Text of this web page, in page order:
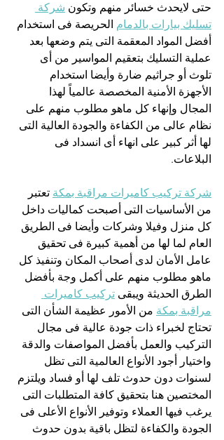
حتى لايحدث خسائر منهم وتكون شركة
تسليك بيارات بالدمام الحريصة فى استخدام
أفضل المواد المعقمة التى يتم وضعها بعد
عملية التسليك بتعقيم المواسير من أى
تلوث أو جراثيم ضارة وأيضا استخدام
الأجهزة الأمنية المخصصة عالمياً لهذا
المجال وإنهاء كل ماهو مطلوب منهم على
نظام عالى من الكفاءة والجودة العالية التى
لها أثر كبير على انهاء أى انسداد فى
البلاعات.
شركة تركيب كاميرات مراقبة بمكة تعتبر
من الأساسيات التى أصبحت كماليات داخل
كل منزل وفيلا وشركات وأيضا فى الطريق
العام لما لها من أهمية كبيرة فى تحقيق
عامل الأمان لدى أصحاب المكان وتنفيذ كل
ماهو مطلوب منهم على أكمل وجة بأفضل
الطرق الحديثة ويبقى تركيب كاميرات
مراقبة بمكة من الأمور عظيمة الشأن التى
تحتاج لخبراء ذات جودة عالية فى مجال
التركيب والعمل بأفضل المواصفات والدقة
واختيار أجود الأنواع العالمية التى تظل
لسنوات دون حدوث تلف لها أو فساد ويلتزم
المختصين هنا بتحقيق كافة المتطلبات التى
يرغب فيها العملاء وتوفير الأنواع الأعلى فى
الجودة والكفاءة لتظل باقية بدون حدوث